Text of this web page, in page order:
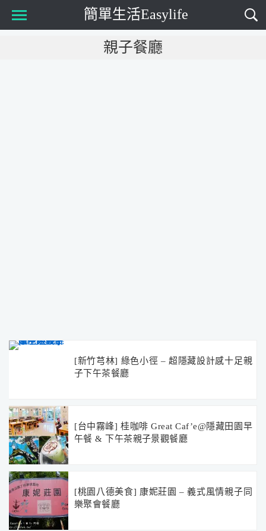
簡單生活Easylife
親子餐廳
[新竹芎林] 綠色小徑 – 超隱藏設計感十足親
子下午茶餐廳
[台中霧峰] 桂咖啡 Great Caf’e@隱藏田園早
午餐 & 下午茶親子景觀餐廳
[桃園八德美食] 康妮莊園 – 義式風情親子同
樂聚會餐廳